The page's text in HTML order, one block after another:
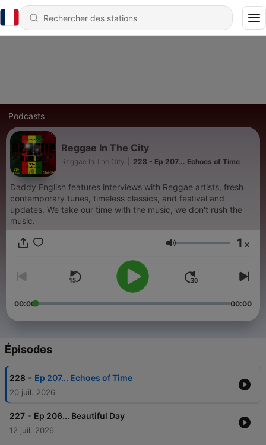
Podcasts
Reggae In The City
Reggae In The City 228 - Ep 207... Echoes of Time
Daddy English features interviews with Reggae artists, fresh
contemporary tunes, timeless classics, and festival and
updates. We take our time with the music, we don't rush the
music.
Volume 1 x
00:00 00:00
Épisodes
228 - Ep 207... Echoes of Time
20 juil. 2026
227 - Ep 206... Beautiful Day
12 juil. 2026